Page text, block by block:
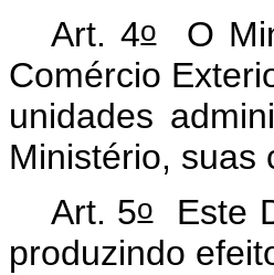
Art. 4oO
Comércio
unidades
Ministério, suas
Art. 5oEste
produzindo